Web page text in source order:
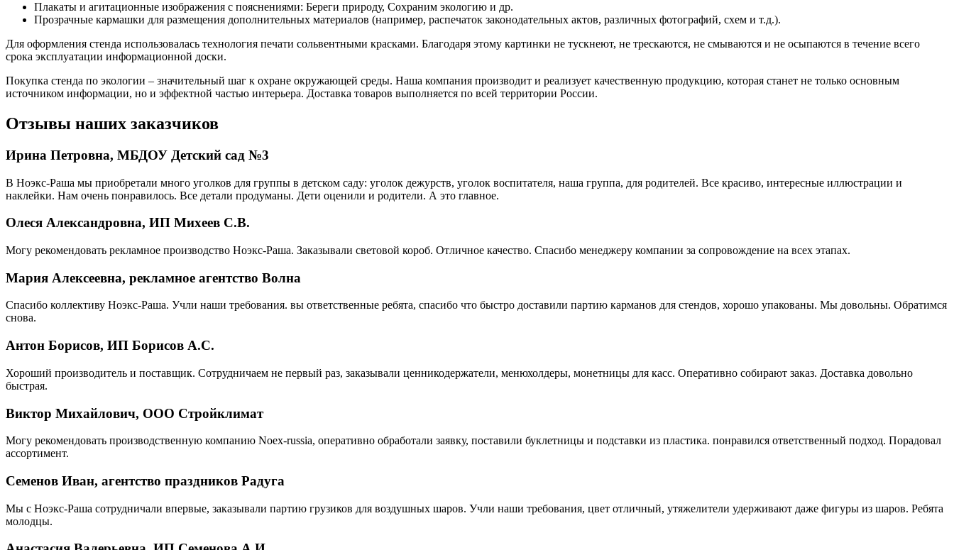
Плакаты и агитационные изображения с пояснениями: Береги природу, Сохраним экологию и др.
Прозрачные кармашки для размещения дополнительных материалов (например, распечаток законодательных актов, различных фотографий, схем и т.д.).
Для оформления стенда использовалась технология печати сольвентными красками. Благодаря этому картинки не тускнеют, не трескаются, не смываются и не осыпаются в течение всего
срока эксплуатации информационной доски.
Покупка стенда по экологии – значительный шаг к охране окружающей среды. Наша компания производит и реализует качественную продукцию, которая станет не только основным
источником информации, но и эффектной частью интерьера. Доставка товаров выполняется по всей территории России.
Отзывы наших заказчиков
Ирина Петровна, МБДОУ Детский сад №3
В Ноэкс-Раша мы приобретали много уголков для группы в детском саду: уголок дежурств, уголок воспитателя, наша группа, для родителей. Все красиво, интересные иллюстрации и
наклейки. Нам очень понравилось. Все детали продуманы. Дети оценили и родители. А это главное.
Олеся Александровна, ИП Михеев С.В.
Могу рекомендовать рекламное производство Ноэкс-Раша. Заказывали световой короб. Отличное качество. Спасибо менеджеру компании за сопровождение на всех этапах.
Мария Алексеевна, рекламное агентство Волна
Спасибо коллективу Ноэкс-Раша. Учли наши требования. вы ответственные ребята, спасибо что быстро доставили партию карманов для стендов, хорошо упакованы. Мы довольны. Обратимся
снова.
Антон Борисов, ИП Борисов А.С.
Хороший производитель и поставщик. Сотрудничаем не первый раз, заказывали ценникодержатели, менюхолдеры, монетницы для касс. Оперативно собирают заказ. Доставка довольно
быстрая.
Виктор Михайлович, ООО Стройклимат
Могу рекомендовать производственную компанию Noex-russia, оперативно обработали заявку, поставили буклетницы и подставки из пластика. понравился ответственный подход. Порадовал
ассортимент.
Семенов Иван, агентство праздников Радуга
Мы с Ноэкс-Раша сотрудничали впервые, заказывали партию грузиков для воздушных шаров. Учли наши требования, цвет отличный, утяжелители удерживают даже фигуры из шаров. Ребята
молодцы.